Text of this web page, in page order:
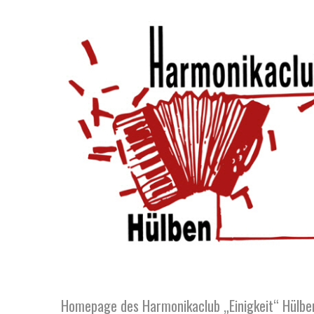
Homepage des Harmonikaclub „Einigkeit“